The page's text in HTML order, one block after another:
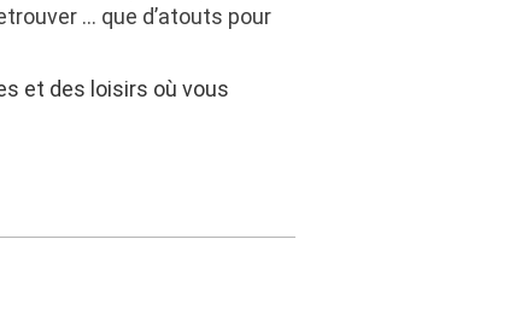
… que d’atouts pour
et des loisirs où vous